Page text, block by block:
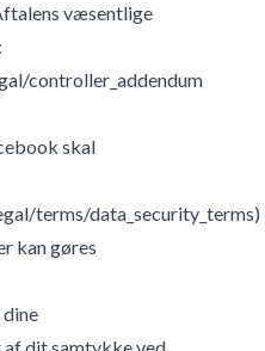
væsentlige
controller_addendum
skal
terms/data_security_terms)
kan gøres
af dit samtykke ved